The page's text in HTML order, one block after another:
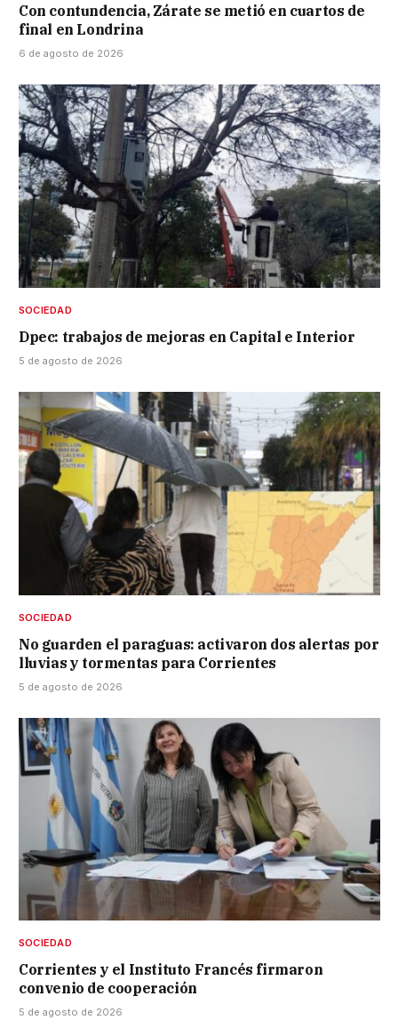
Con contundencia, Zárate se metió en cuartos de
final en Londrina
6 de agosto de 2026
SOCIEDAD
Dpec: trabajos de mejoras en Capital e Interior
5 de agosto de 2026
SOCIEDAD
No guarden el paraguas: activaron dos alertas por
lluvias y tormentas para Corrientes
5 de agosto de 2026
SOCIEDAD
Corrientes y el Instituto Francés firmaron
convenio de cooperación
5 de agosto de 2026